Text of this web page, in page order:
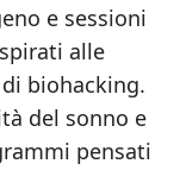
e sessioni
alle
biohacking.
del sonno e
pensati